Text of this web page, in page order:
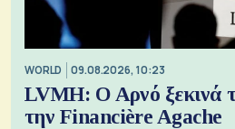
WORLD 09.08.2026, 10:23
LVMH: Ο Αρνό ξεκινά
την Financière Agache